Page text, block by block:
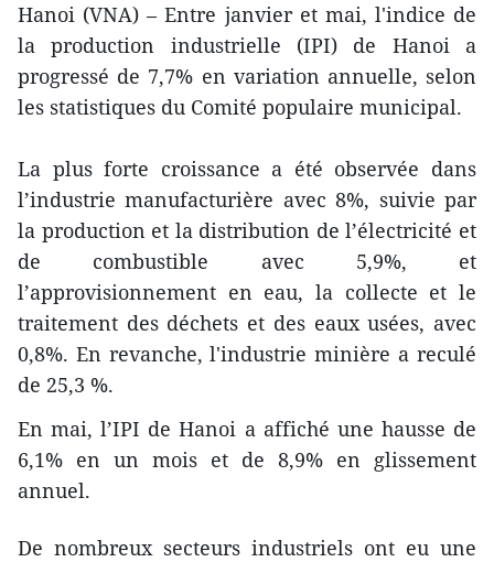
Hanoi (VNA) – Entre janvier et mai, l'indice de
la production industrielle (IPI) de Hanoi a
progressé de 7,7% en variation annuelle, selon
les statistiques du Comité populaire municipal.
La plus forte croissance a été observée dans
l’industrie manufacturière avec 8%, suivie par
la production et la distribution de l’électricité et
de combustible avec 5,9%, et
l’approvisionnement en eau, la collecte et le
traitement des déchets et des eaux usées, avec
0,8%. En revanche, l'industrie minière a reculé
de 25,3 %.
En mai, l’IPI de Hanoi a affiché une hausse de
6,1% en un mois et de 8,9% en glissement
annuel.
De nombreux secteurs industriels ont eu une